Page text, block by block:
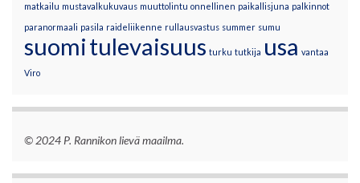
matkailu mustavalkukuvaus muuttolintu onnellinen paikallisjuna palkinnot
paranormaali pasila raideliikenne rullausvastus summer sumu
suomitulevaisuus turku tutkija usa vantaa
Viro
© 2024 P. Rannikon lievä maailma.